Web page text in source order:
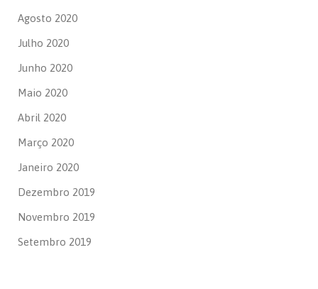
Agosto 2020
Julho 2020
Junho 2020
Maio 2020
Abril 2020
Março 2020
Janeiro 2020
Dezembro 2019
Novembro 2019
Setembro 2019